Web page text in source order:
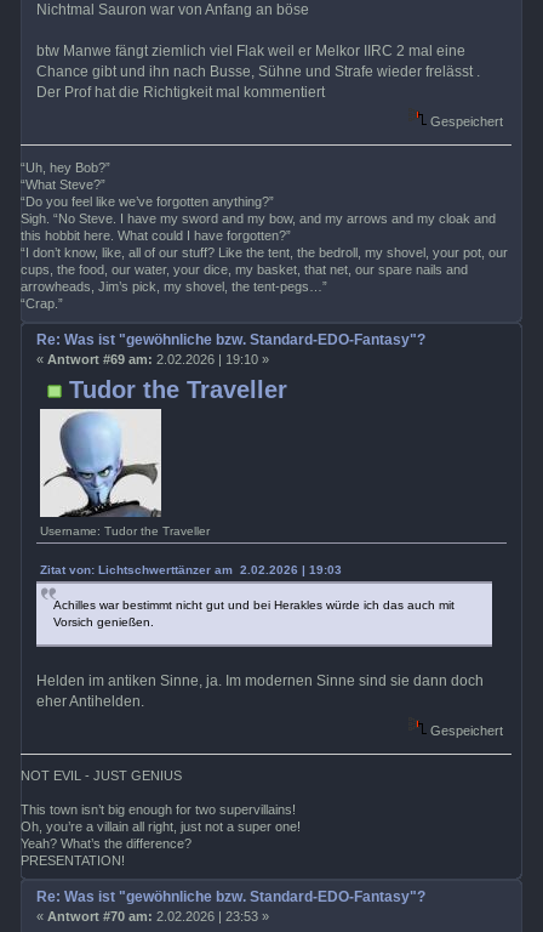
Nichtmal Sauron war von Anfang an böse
btw Manwe fängt ziemlich viel Flak weil er Melkor IIRC 2 mal eine
Chance gibt und ihn nach Busse, Sühne und Strafe wieder frelässt .
Der Prof hat die Richtigkeit mal kommentiert
Gespeichert
“Uh, hey Bob?”
“What Steve?”
“Do you feel like we’ve forgotten anything?”
Sigh. “No Steve. I have my sword and my bow, and my arrows and my cloak and
this hobbit here. What could I have forgotten?”
“I don’t know, like, all of our stuff? Like the tent, the bedroll, my shovel, your pot, our
cups, the food, our water, your dice, my basket, that net, our spare nails and
arrowheads, Jim’s pick, my shovel, the tent-pegs…”
“Crap.”
Tudor the Traveller
Username: Tudor the Traveller
Re: Was ist "gewöhnliche bzw. Standard-EDO-Fantasy"?
« Antwort #69 am: 2.02.2026 | 19:10 »
Zitat von: Lichtschwerttänzer am 2.02.2026 | 19:03
Achilles war bestimmt nicht gut und bei Herakles würde ich das auch mit
Vorsich genießen.
Helden im antiken Sinne, ja. Im modernen Sinne sind sie dann doch
eher Antihelden.
Gespeichert
NOT EVIL - JUST GENIUS
This town isn’t big enough for two supervillains!
Oh, you’re a villain all right, just not a super one!
Yeah? What’s the difference?
PRESENTATION!
Re: Was ist "gewöhnliche bzw. Standard-EDO-Fantasy"?
« Antwort #70 am: 2.02.2026 | 23:53 »